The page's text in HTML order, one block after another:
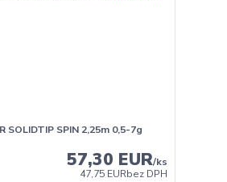
SOLIDTIP SPIN 2,25m 0,5-7g
57,30 EUR/ks
47,75 EURbez DPH